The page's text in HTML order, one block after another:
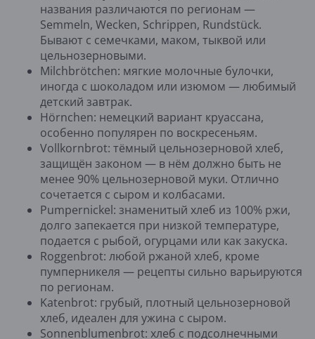
названия различаются по регионам —
Semmeln, Wecken, Schrippen, Rundstück.
Бывают с семечками, маком, тыквой или
цельнозерновыми.
Milchbrötchen: мягкие молочные булочки,
иногда с шоколадом или изюмом — любимый
детский завтрак.
Hörnchen: немецкий вариант круассана,
особенно популярен по воскресеньям.
Vollkornbrot: тёмный цельнозерновой хлеб,
защищён законом — в нём должно быть не
менее 90% цельнозерновой муки. Отлично
сочетается с сыром и колбасами.
Pumpernickel: знаменитый хлеб из 100% ржи,
долго запекается при низкой температуре,
подается с рыбой, огурцами или как закуска.
Roggenbrot: любой ржаной хлеб, кроме
пумперникеля — рецепты сильно варьируются
по регионам.
Katenbrot: грубый, плотный цельнозерновой
хлеб, идеален для ужина с сыром.
Sonnenblumenbrot: хлеб с подсолнечными